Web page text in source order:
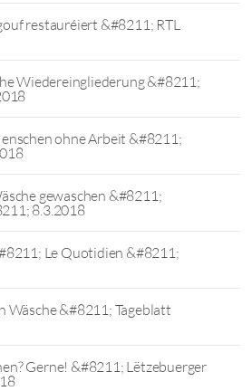
restauréiert &#8211; RTL
Wiedereingliederung &#8211;
ohne Arbeit &#8211;
gewaschen &#8211;
8.3.2018
Le Quotidien &#8211;
Wäsche &#8211; Tageblatt
Gerne! &#8211; Lëtzebuerger